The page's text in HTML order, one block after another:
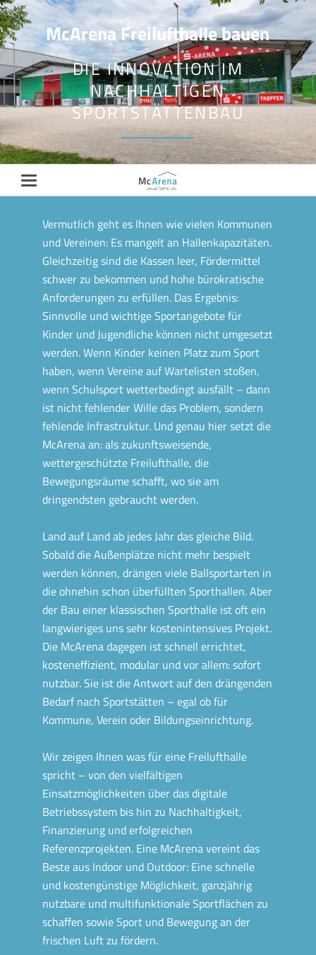
McArena Freilufthalle bauen
DIE INNOVATION IM
NACHHALTIGEN
SPORTSTÄTTENBAU
Vermutlich geht es Ihnen wie vielen Kommunen
und Vereinen: Es mangelt an Hallenkapazitäten.
Gleichzeitig sind die Kassen leer, Fördermittel
schwer zu bekommen und hohe bürokratische
Anforderungen zu erfüllen. Das Ergebnis:
Sinnvolle und wichtige Sportangebote für
Kinder und Jugendliche können nicht umgesetzt
werden. Wenn Kinder keinen Platz zum Sport
haben, wenn Vereine auf Wartelisten stoßen,
wenn Schulsport wetterbedingt ausfällt – dann
ist nicht fehlender Wille das Problem, sondern
fehlende Infrastruktur. Und genau hier setzt die
McArena an: als zukunftsweisende,
wettergeschützte Freilufthalle, die
Bewegungsräume schafft, wo sie am
dringendsten gebraucht werden.
Land auf Land ab jedes Jahr das gleiche Bild.
Sobald die Außenplätze nicht mehr bespielt
werden können, drängen viele Ballsportarten in
die ohnehin schon überfüllten Sporthallen. Aber
der Bau einer klassischen Sporthalle ist oft ein
langwieriges uns sehr kostenintensives Projekt.
Die McArena dagegen ist schnell errichtet,
kosteneffizient, modular und vor allem: sofort
nutzbar. Sie ist die Antwort auf den drängenden
Bedarf nach Sportstätten – egal ob für
Kommune, Verein oder Bildungseinrichtung.
Wir zeigen Ihnen was für eine Freilufthalle
spricht – von den vielfältigen
Einsatzmöglichkeiten über das digitale
Betriebssystem bis hin zu Nachhaltigkeit,
Finanzierung und erfolgreichen
Referenzprojekten. Eine McArena vereint das
Beste aus Indoor und Outdoor: Eine schnelle
und kostengünstige Möglichkeit, ganzjährig
nutzbare und multifunktionale Sportflächen zu
schaffen sowie Sport und Bewegung an der
frischen Luft zu fördern.